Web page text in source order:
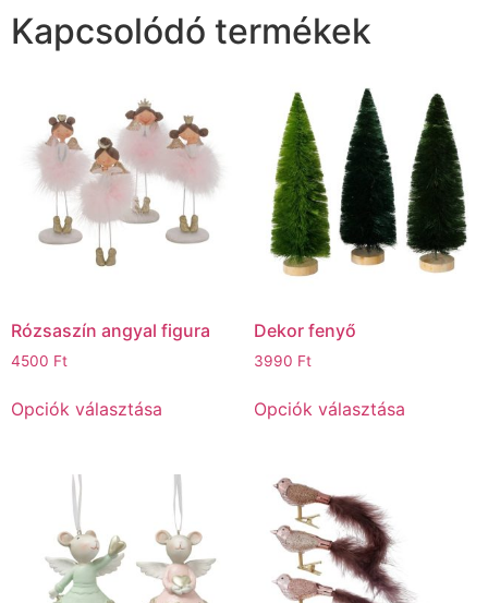
Kapcsolódó termékek
Rózsaszín angyal figura
4500 Ft
Opciók választása
Dekor fenyő
3990 Ft
Opciók választása